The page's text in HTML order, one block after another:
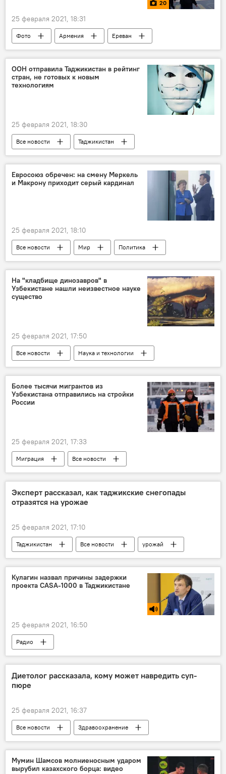
20
25 февраля 2021, 18:31
Фото Армения
Ереван
протесты
ООН отправила Таджикистан в рейтинг
стран, не готовых к новым
технологиям
25 февраля 2021, 18:30
Все новости
Таджикистан
Наука и технологии
рейтинг ООН
Евросоюз обречен: на смену Меркель
и Макрону приходит серый кардинал
25 февраля 2021, 18:10
Все новости Мир
Политика
Италия
Аналитика
На "кладбище динозавров" в
Узбекистане нашли неизвестное науке
существо
25 февраля 2021, 17:50
Все новости
Наука и технологии
Узбекистан
раскопки сенсация
Более тысячи мигрантов из
Узбекистана отправились на стройки
России
25 февраля 2021, 17:33
Миграция
Все новости
Новости мигрантов из Центральной Азии в России
Эксперт рассказал, как таджикские снегопады
отразятся на урожае
25 февраля 2021, 17:10
Таджикистан Все новости
урожай
погода
сельское хозяйство снег
Кулагин назвал причины задержки
проекта CASA-1000 в Таджикистане
25 февраля 2021, 16:50
Радио
Энергетический проект CASA-1000 стал реальностью
CASA-1000
Диетолог рассказала, кому может навредить суп-
пюре
25 февраля 2021, 16:37
Все новости
Здравоохранение
питание
Мумин Шамсов молниеносным ударом
вырубил казахского борца: видео